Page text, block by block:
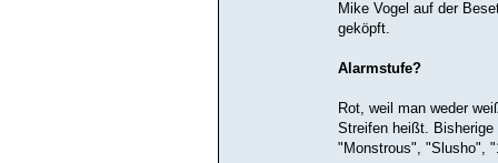
Mike Vogel auf der
geköpft.
Alarmstufe?
Rot, weil man weder
Streifen heißt.
"Monstrous", "Slusho",